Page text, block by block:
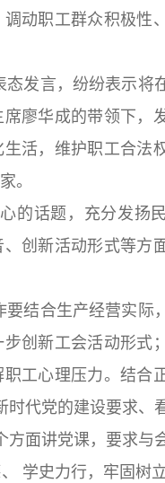
动职工群众积极性
言，纷纷表示将
廖华成的带领下，
活，维护职工合法
。
话题，充分发扬民
创新活动形式等方
合生产经营实际
创新工会活动形式
工心理压力。结合
时代党的建设要求、
方面讲党课，要求与
学史力行，牢 固树